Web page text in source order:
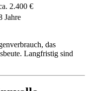
2.400 €
Jahre
das
Langfristig sind